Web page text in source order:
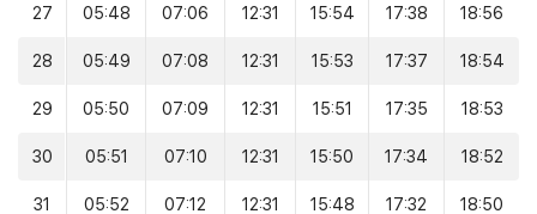
27 05:48 07:06 12:31 15:54 17:38 18:56
28 05:49 07:08 12:31 15:53 17:37 18:54
29 05:50 07:09 12:31 15:51 17:35 18:53
30 05:51 07:10 12:31 15:50 17:34 18:52
31 05:52 07:12 12:31 15:48 17:32 18:50